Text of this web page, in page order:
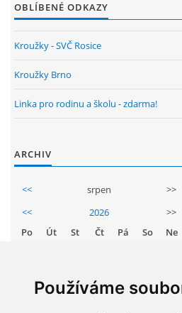
Používáme
ARCHIV
NAŠE ÚSPĚCHY
JAK MOTIVOVAT DÍTĚ KE ČTENÍ
OBLÍBENÉ ODKAZY
Kroužky - SVČ Rosice
Kroužky Brno
Linka pro rodinu a školu - zdarma!
ARCHIV
<< srpen
>>
<<
2026
>>
Po
Út St Čt Pá So
Ne
11 12 13 14 15
16